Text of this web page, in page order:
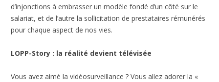
d’injonctions à embrasser un modèle fondé d’un côté sur le
salariat, et de l’autre la sollicitation de prestataires rémunérés
pour chaque aspect de nos vies.
LOPP-Story : la réalité devient télévisée
Vous avez aimé la vidéosurveillance ? Vous allez adorer la «